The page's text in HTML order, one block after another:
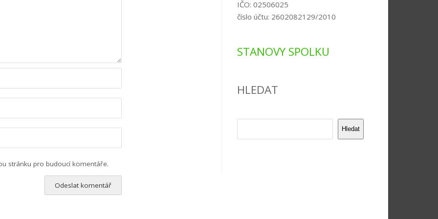
stránku pro budoucí komentáře.
IČO: 02506025
číslo účtu: 2602082129/2010
STANOVY SPOLKU
HLEDAT
Hledat